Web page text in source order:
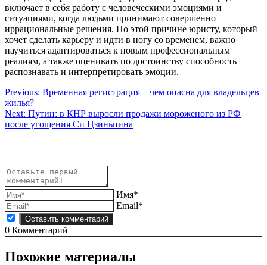
включает в себя работу с человеческими эмоциями и
ситуациями, когда людьми принимают совершенно
иррациональные решения. По этой причине юристу, который
хочет сделать карьеру и идти в ногу со временем, важно
научиться адаптироваться к новым профессиональным
реалиям, а также оценивать по достоинству способность
распознавать и интерпретировать эмоции.
Навигация
по
записям
Previous: Временная регистрация – чем опасна для владельцев
жилья?
Next: Путин: в КНР выросли продажи мороженого из РФ
после угощения Си Цзиньпина
Имя*
Email*
0 Комментарий
Похожие материалы